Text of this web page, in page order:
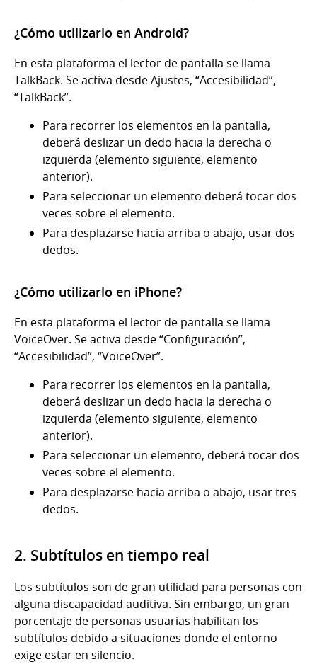
¿Cómo utilizarlo en Android?
En esta plataforma el lector de pantalla se llama
TalkBack. Se activa desde Ajustes, “Accesibilidad”,
“TalkBack”.
Para recorrer los elementos en la pantalla,
deberá deslizar un dedo hacia la derecha o
izquierda (elemento siguiente, elemento
anterior).
Para seleccionar un elemento deberá tocar dos
veces sobre el elemento.
Para desplazarse hacia arriba o abajo, usar dos
dedos.
¿Cómo utilizarlo en iPhone?
En esta plataforma el lector de pantalla se llama
VoiceOver. Se activa desde “Configuración”,
“Accesibilidad”, “VoiceOver”.
Para recorrer los elementos en la pantalla,
deberá deslizar un dedo hacia la derecha o
izquierda (elemento siguiente, elemento
anterior).
Para seleccionar un elemento, deberá tocar dos
veces sobre el elemento.
Para desplazarse hacia arriba o abajo, usar tres
dedos.
2. Subtítulos en tiempo real
Los subtítulos son de gran utilidad para personas con
alguna discapacidad auditiva. Sin embargo, un gran
porcentaje de personas usuarias habilitan los
subtítulos debido a situaciones donde el entorno
exige estar en silencio.